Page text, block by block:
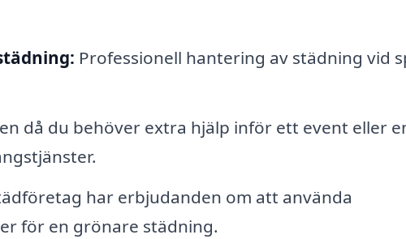
Professionell hantering av städning vid
då du behöver extra hjälp inför ett event eller
har erbjudanden om att använda
för en grönare städning.